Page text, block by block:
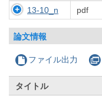
13-10_n pdf
論文情報
ファイル出力
タイトル